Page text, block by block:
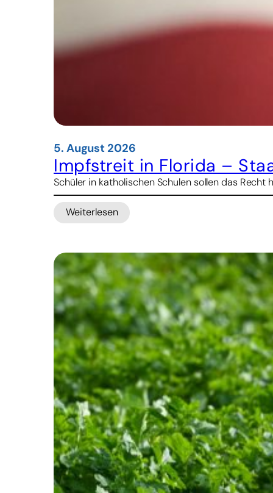
5. August 2026
Impfstreit in Florida –
Schüler in katholischen Schulen sollen das
Weiterlesen
:
Florida
–
Staatsanwalt
droht
Kirche
mit
Kürzungen
bei
Schulbeihilfen